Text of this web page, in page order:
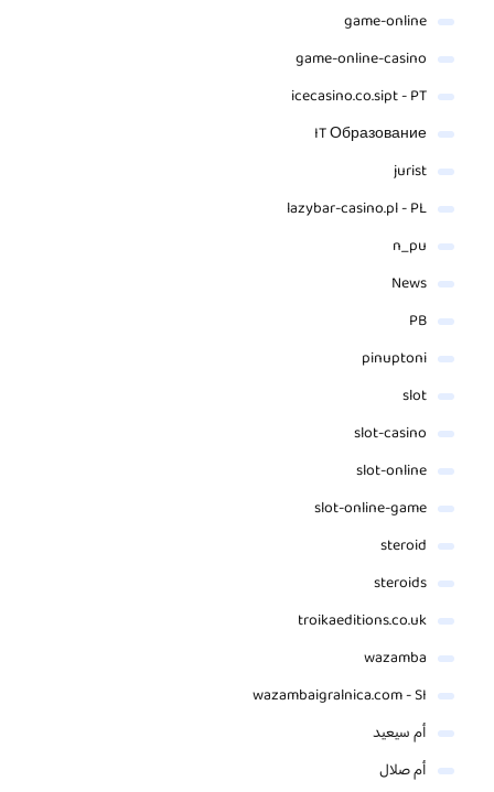
game-online
game-online-casino
icecasino.co.sipt - PT
IT Образование
jurist
lazybar-casino.pl - PL
n_pu
News
PB
pinuptoni
slot
slot-casino
slot-online
slot-online-game
steroid
steroids
troikaeditions.co.uk
wazamba
wazambaigralnica.com - SI
أم سيعيد
أم صلال